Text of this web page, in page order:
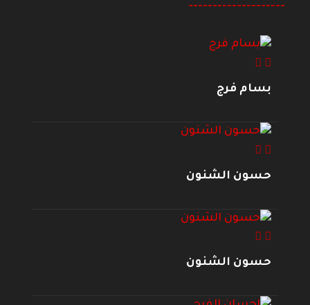
--------------------
بسام فرج
حسون الشنون
حسون الشنون